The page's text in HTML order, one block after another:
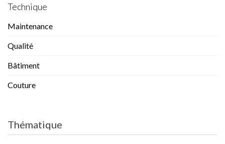
Technique
Maintenance
Qualité
Bâtiment
Couture
Thématique